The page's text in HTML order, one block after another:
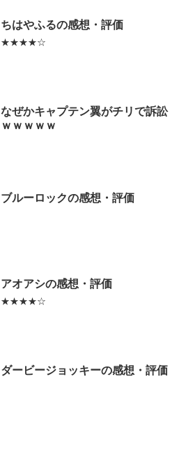
ちはやふるの感想・評価
★★★★☆
なぜかキャプテン翼がチリで訴訟
ｗｗｗｗｗ
ブルーロックの感想・評価
アオアシの感想・評価
★★★★☆
ダービージョッキーの感想・評価